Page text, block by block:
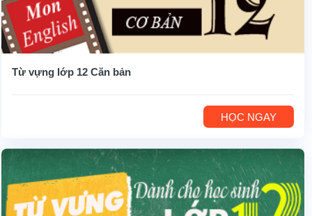
Từ vựng lớp 12 Căn bản
HỌC NGAY